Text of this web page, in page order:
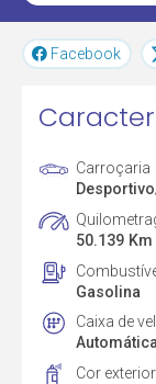
Facebook
Carroçaria
50.139 Km
Gasolina
Caixa de
Cor exterior